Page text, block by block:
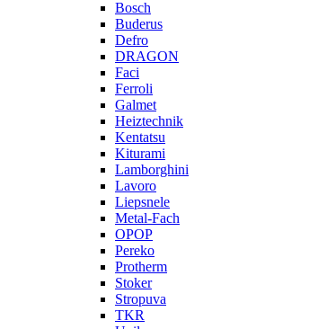
Bosch
Buderus
Defro
DRAGON
Faci
Ferroli
Galmet
Heiztechnik
Kentatsu
Kiturami
Lamborghini
Lavoro
Liepsnele
Metal-Fach
OPOP
Pereko
Protherm
Stoker
Stropuva
TKR